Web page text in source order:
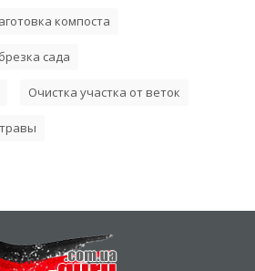
компоста
сада
Очистка участка от веток